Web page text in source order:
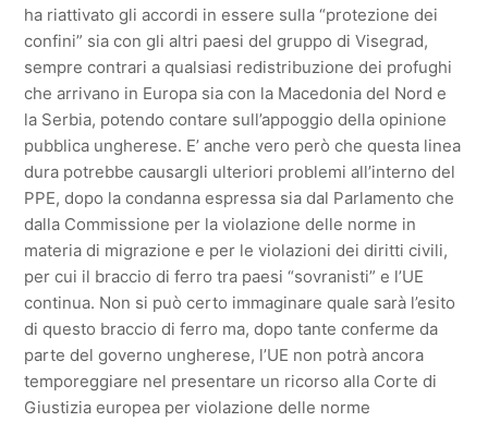
ha riattivato gli accordi in essere sulla “protezione dei
confini” sia con gli altri paesi del gruppo di Visegrad,
sempre contrari a qualsiasi redistribuzione dei profughi
che arrivano in Europa sia con la Macedonia del Nord e
la Serbia, potendo contare sull’appoggio della opinione
pubblica ungherese. E’ anche vero però che questa linea
dura potrebbe causargli ulteriori problemi all’interno del
PPE, dopo la condanna espressa sia dal Parlamento che
dalla Commissione per la violazione delle norme in
materia di migrazione e per le violazioni dei diritti civili,
per cui il braccio di ferro tra paesi “sovranisti” e l’UE
continua. Non si può certo immaginare quale sarà l’esito
di questo braccio di ferro ma, dopo tante conferme da
parte del governo ungherese, l’UE non potrà ancora
temporeggiare nel presentare un ricorso alla Corte di
Giustizia europea per violazione delle norme